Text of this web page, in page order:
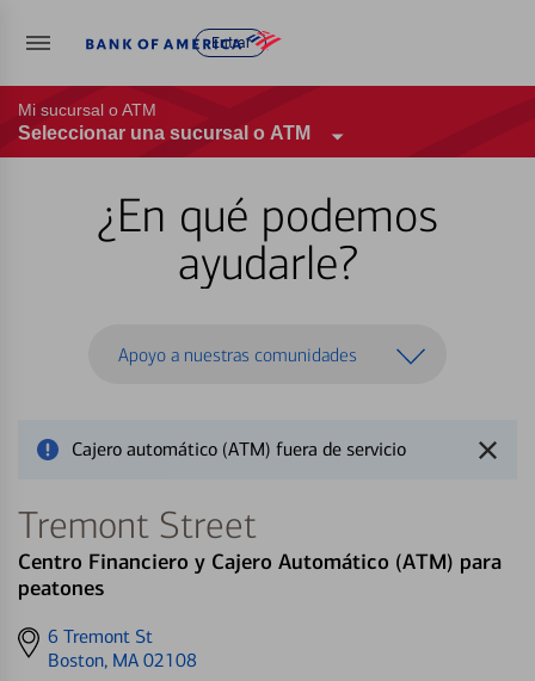
Entrar
Mi sucursal o ATM
Seleccionar una sucursal o ATM
¿En qué podemos
ayudarle?
Apoyo a nuestras comunidades
Cajero automático (ATM) fuera de servicio
Tremont Street
Centro Financiero y Cajero Automático (ATM) para
peatones
Get
directions
6 Tremont St
Boston, MA 02108